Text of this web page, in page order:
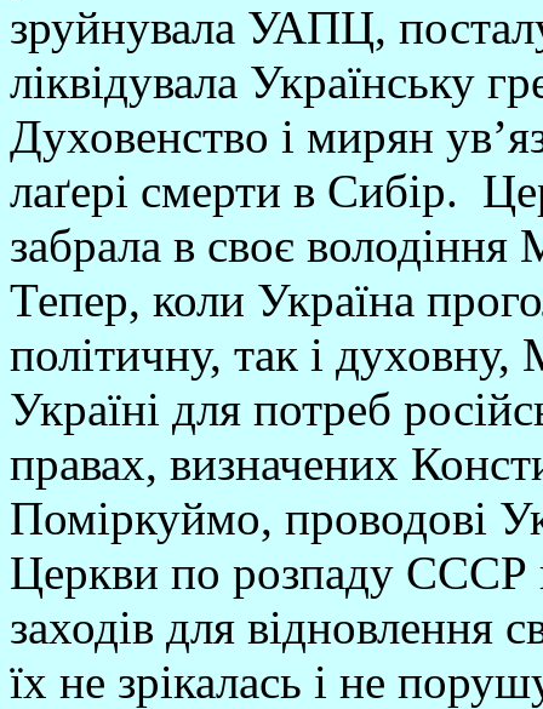
зруйнувала УАПЦ,
ліквідувала Українську
Духовенство і мирян
лаґері смерти в Сибір.
забрала в своє володіння
Тепер, коли Україна
політичну, так і
Україні для потреб
правах, визначених
Поміркуймо, проводові
Церкви по розпаду СССР
заходів для відновлення
їх не зрікалась і не